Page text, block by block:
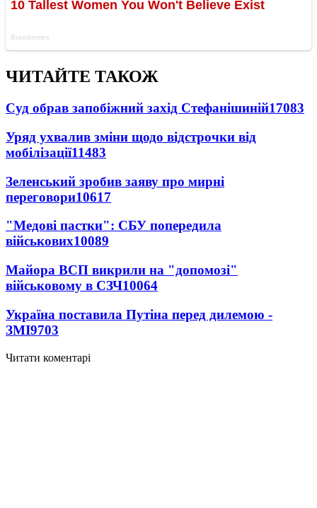
ЧИТАЙТЕ ТАКОЖ
Суд обрав запобіжний захід Стефанішиній17083
Уряд ухвалив зміни щодо відстрочки від
мобілізації11483
Зеленський зробив заяву про мирні
переговори10617
"Медові пастки": СБУ попередила
військових10089
Майора ВСП викрили на "допомозі"
військовому в СЗЧ10064
Україна поставила Путіна перед дилемою -
ЗМІ9703
Читати коментарі